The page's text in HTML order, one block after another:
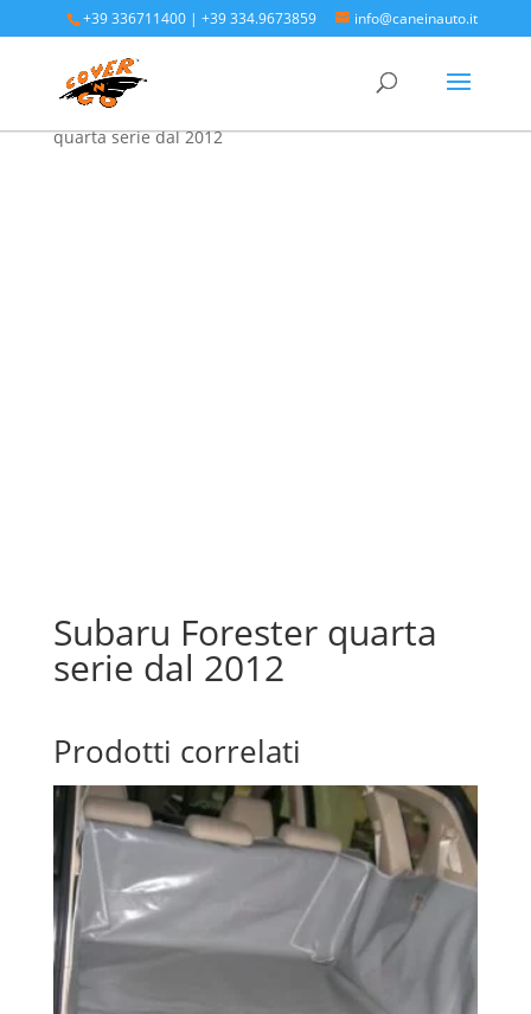
+39 336711400 |+39 334.9673859 info@caneinauto.it
Home/SALVA BAULE - Vasca Telo Copribaule
Auto/SALVA BAULE SUBARU
quarta serie dal 2012
Subaru Forester quarta
serie dal 2012
Prodotti correlati